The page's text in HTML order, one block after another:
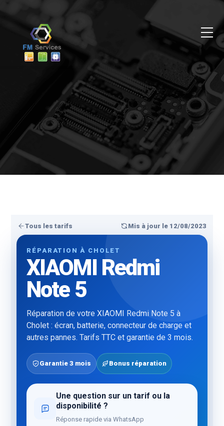
Tous les tarifs Mis à jour le 12/08/2023
RÉPARATION À CHOLET
XIAOMI Redmi
Note 5
Réparation de votre XIAOMI Redmi Note 5 à
Cholet : écran, batterie, connecteur de charge et
autres pannes. Tarifs TTC et garantie de 3 mois.
Garantie 3 mois Bonus réparation
Une question sur un tarif ou la
disponibilité ?
Réponse rapide via WhatsApp